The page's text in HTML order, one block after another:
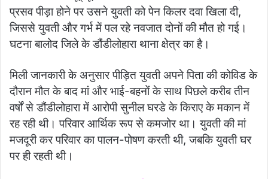
प्रसव पीड़ा होने पर उसने युवती को पेन किलर दवा खिला दी,
जिससे युवती और गर्भ में पल रहे नवजात दोनों की मौत हो गई।
घटना बालोद जिले के डौंडीलोहारा थाना क्षेत्र का है।
मिली जानकारी के अनुसार पीड़ित युवती अपने पिता की कोविड के
दौरान मौत के बाद मां और भाई-बहनों के साथ पिछले करीब तीन
वर्षों से डौंडीलोहारा में आरोपी सुनील घरडे के किराए के मकान में
रह रही थी। परिवार आर्थिक रूप से कमजोर था। युवती की मां
मजदूरी कर परिवार का पालन-पोषण करती थी, जबकि युवती घर
पर ही रहती थी।